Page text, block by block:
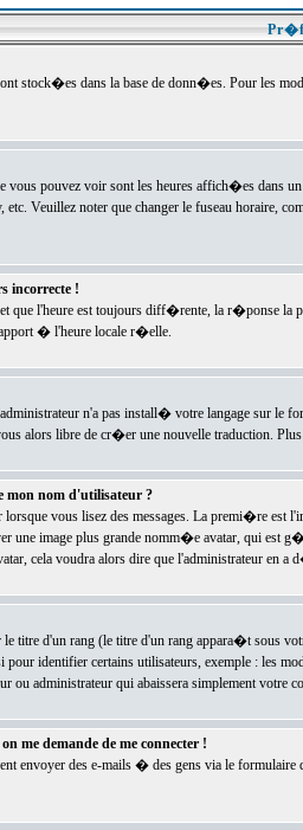
stock�es dans la base de donn�es. Pour les
vous pouvez voir sont les heures affich�es
Veuillez noter que changer le fuseau
incorrecte !
que l'heure est toujours diff�rente, la r�ponse
� l'heure locale r�elle.
n'a pas install� votre langage sur le
alors libre de cr�er une nouvelle traduction.
mon nom d'utilisateur ?
vous lisez des messages. La premi�re
une image plus grande nomm�e avatar, qui
cela voudra alors dire que l'administrateur
titre d'un rang (le titre d'un rang appara�t sous
pour identifier certains utilisateurs, exemple :
administrateur qui abaissera simplement votre
me demande de me connecter !
envoyer des e-mails � des gens via le